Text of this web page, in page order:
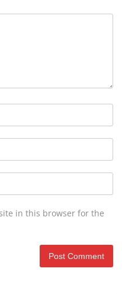
in this browser for the